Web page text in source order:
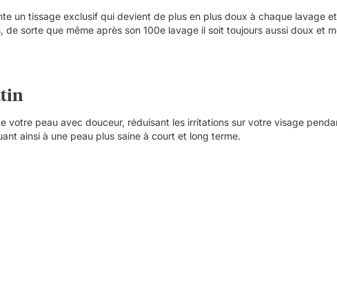
un tissage exclusif qui devient de plus en plus doux à chaque lavage
sorte que même après son 100e lavage il soit toujours aussi doux et
votre peau avec douceur, réduisant les irritations sur votre visage
ainsi à une peau plus saine à court et long terme.